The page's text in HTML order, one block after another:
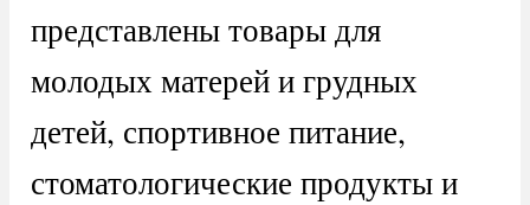
представлены товары для
молодых матерей и грудных
детей, спортивное питание,
стоматологические продукты и